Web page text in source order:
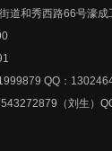
道和秀西路66号濠
QQ：
（刘生）